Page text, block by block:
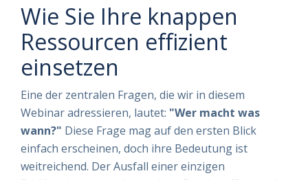
Wie Sie Ihre knappen
Ressourcen effizient
einsetzen
Eine der zentralen Fragen, die wir in diesem
Webinar adressieren, lautet: "Wer macht was
wann?" Diese Frage mag auf den ersten Blick
einfach erscheinen, doch ihre Bedeutung ist
weitreichend. Der Ausfall einer einzigen